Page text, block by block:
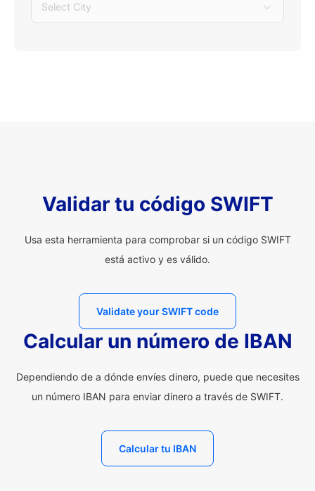
Select City
Validar tu código SWIFT
Usa esta herramienta para comprobar si un código SWIFT
está activo y es válido.
Validate your SWIFT code
Calcular un número de IBAN
Dependiendo de a dónde envíes dinero, puede que necesites
un número IBAN para enviar dinero a través de SWIFT.
Calcular tu IBAN